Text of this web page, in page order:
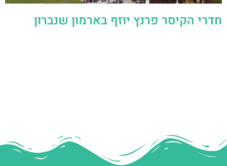
חדרי הקיסר פרנץ יוזף בארמון שנברון